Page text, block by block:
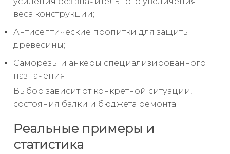
веса конструкции;
Антисептические пропитки для защиты
древесины;
Саморезы и анкеры специализированного
назначения.
Выбор зависит от конкретной ситуации,
состояния балки и бюджета ремонта.
Реальные примеры и
статистика